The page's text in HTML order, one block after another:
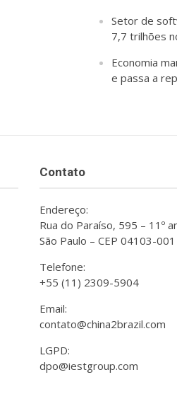
Setor de
7,7 trilhões
Economia
e passa a
Contato
Endereço:
Rua do Paraíso, 595 – 11º
São Paulo – CEP 04103-001
Telefone:
+55 (11) 2309-5904
Email:
contato@china2brazil.com
LGPD:
dpo@iestgroup.com